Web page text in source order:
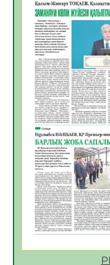
05.08.2026
Қазақстан
қолайлы ел
05.08.2026
Өрт
азаматтың
05.08.2026
Руслан
кеңесшісі
05.08.2026
Цифрландыру
салынатын
талқыланды
05.08.2026
құралдарының